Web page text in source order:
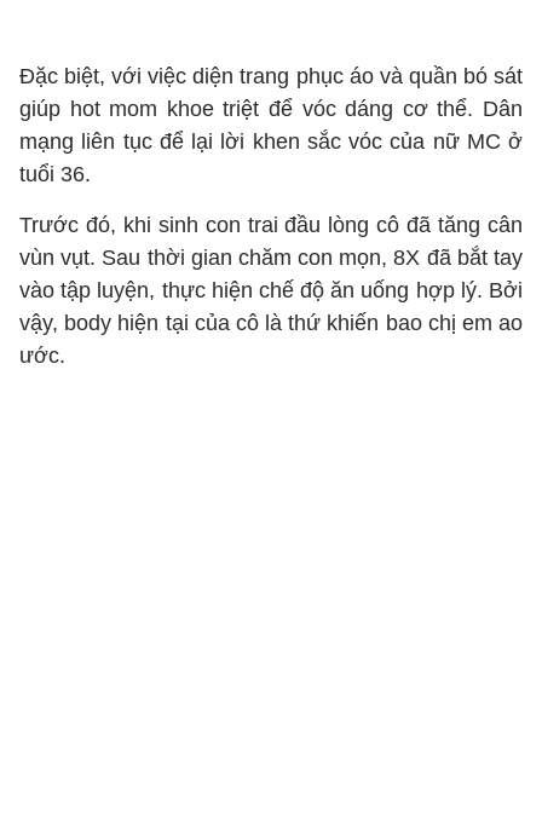
Đặc biệt, với việc diện trang phục áo và quần bó sát
giúp hot mom khoe triệt để vóc dáng cơ thể. Dân
mạng liên tục để lại lời khen sắc vóc của nữ MC ở
tuổi 36.
Trước đó, khi sinh con trai đầu lòng cô đã tăng cân
vùn vụt. Sau thời gian chăm con mọn, 8X đã bắt tay
vào tập luyện, thực hiện chế độ ăn uống hợp lý. Bởi
vậy, body hiện tại của cô là thứ khiến bao chị em ao
ước.